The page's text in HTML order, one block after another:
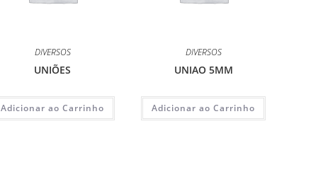
DIVERSOS
UNIÕES
Adicionar ao Carrinho
DIVERSOS
UNIAO 5MM
Adicionar ao Carrinho